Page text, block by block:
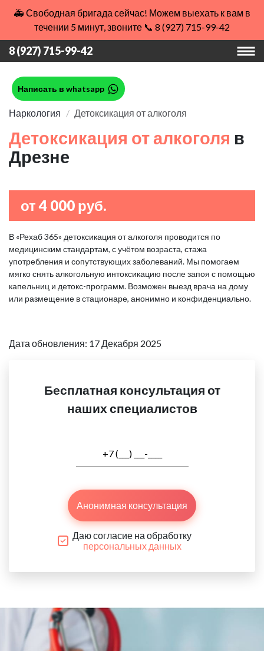
🚑 Свободная бригада сейчас! Можем выехать к вам в
течении 5 минут, звоните 📞 8 (927) 715-99-42
8 (927) 715-99-42
Написать в whatsapp
Наркология Детоксикация от алкоголя
Детоксикация от алкоголя в
Дрезне
от 4 000 руб.
В «Рехаб 365» детоксикация от алкоголя проводится по
медицинским стандартам, с учётом возраста, стажа
употребления и сопутствующих заболеваний. Мы помогаем
мягко снять алкогольную интоксикацию после запоя с помощью
капельниц и детокс-программ. Возможен выезд врача на дому
или размещение в стационаре, анонимно и конфиденциально.
Дата обновления: 17 Декабря 2025
Бесплатная консультация от
наших специалистов
Анонимная консультация
Даю согласие на обработку
персональных данных